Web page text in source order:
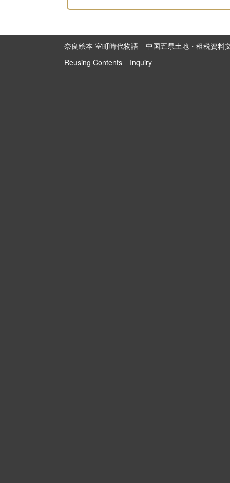
奈良絵本 室町時代物語
中国五県土地・租税資料
Reusing Contents
Inquiry